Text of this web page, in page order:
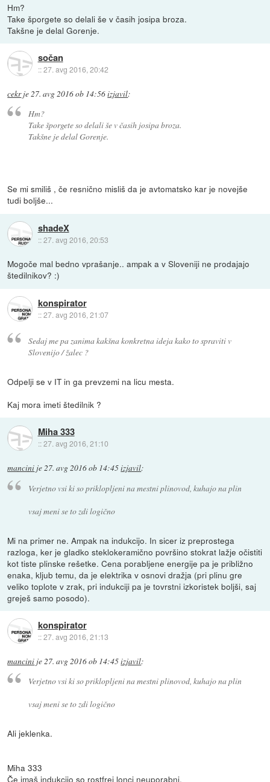
Hm?
Take šporgete so delali še v časih josipa broza.
Takšne je delal Gorenje.
sočan
::27. avg 2016, 20:42
cekrje27. avg 2016 ob 14:56izjavil:
Hm?
Take šporgete so delali še v časih josipa broza.
Takšne je delal Gorenje.
Se mi smiliš , če resnično misliš da je avtomatsko kar je novejše
tudi boljše...
shadeX
::27. avg 2016, 20:53
Mogoče mal bedno vprašanje.. ampak a v Sloveniji ne prodajajo
štedilnikov? :)
konspirator
::27. avg 2016, 21:07
Sedaj me pa zanima kakšna konkretna ideja kako to spraviti v
Slovenijo / žalec ?
Odpelji se v IT in ga prevzemi na licu mesta.
Kaj mora imeti štedilnik ?
Miha 333
::27. avg 2016, 21:10
mancini je27. avg 2016 ob 14:45izjavil:
Verjetno vsi ki so priklopljeni na mestni plinovod, kuhajo na plin
vsaj meni se to zdi logično
Mi na primer ne. Ampak na indukcijo. In sicer iz preprostega
razloga, ker je gladko steklokeramično površino stokrat lažje očistiti
kot tiste plinske rešetke. Cena porabljene energije pa je približno
enaka, kljub temu, da je elektrika v osnovi dražja (pri plinu gre
veliko toplote v zrak, pri indukciji pa je tovrstni izkoristek boljši, saj
greješ samo posodo).
konspirator
::27. avg 2016, 21:13
mancini je 27. avg 2016 ob 14:45izjavil:
Verjetno vsi ki so priklopljeni na mestni plinovod, kuhajo na plin
vsaj meni se to zdi logično
Ali jeklenka.
Miha 333
Če imaš indukcijo so rostfrei lonci neuporabni.